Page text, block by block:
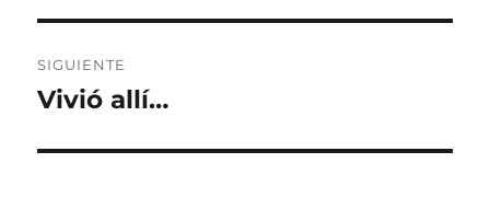
SIGUIENTE
Entrada
Vivió allí…